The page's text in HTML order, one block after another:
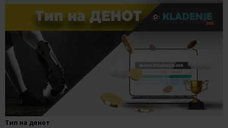
Тип на денот